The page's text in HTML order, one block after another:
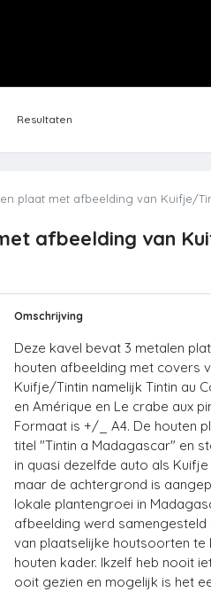
Resultaten
plaat met afbeelding van Kuifje/
afbeelding van
Omschrijving
Deze kavel bevat 3 metalen
houten afbeelding met covers
Kuifje/Tintin namelijk Tintin au
en Amérique en Le crabe aux
Formaat is +/_ A4. De houten
titel "Tintin a Madagascar" en
in quasi dezelfde auto als
maar de achtergrond is
lokale plantengroei in
afbeelding werd
van plaatselijke houtsoorten te
houten kader. Ikzelf heb nooit
ooit gezien en mogelijk is het